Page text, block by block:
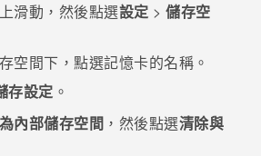
滑動，然後點選設定 > 儲存空
空間下，點選記憶卡的名稱。
存設定 。
內部儲存空間 ，然後點選清除與